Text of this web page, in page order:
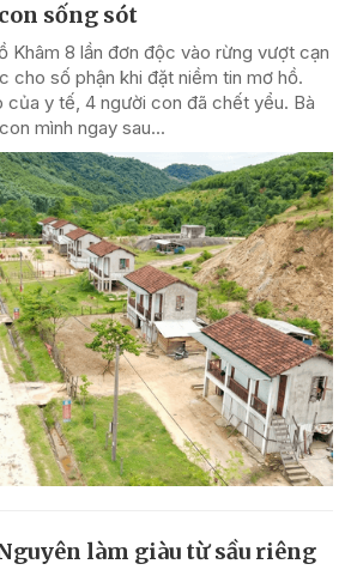
sống sót
Khâm 8 lần đơn độc vào rừng vượt cạn
cho số phận khi đặt niềm tin mơ hồ.
của y tế, 4 người con đã chết yểu. Bà
mình ngay sau...
làm giàu từ sầu riêng